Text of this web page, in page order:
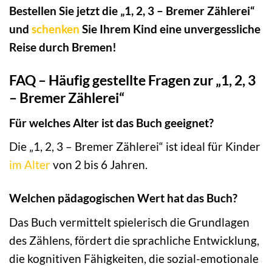
Bestellen Sie jetzt die „1, 2, 3 – Bremer Zählerei“
und schenken Sie Ihrem Kind eine unvergessliche
Reise durch Bremen!
FAQ – Häufig gestellte Fragen zur „1, 2, 3
– Bremer Zählerei“
Für welches Alter ist das Buch geeignet?
Die „1, 2, 3 – Bremer Zählerei“ ist ideal für Kinder
im Altervon 2 bis 6 Jahren.
Welchen pädagogischen Wert hat das Buch?
Das Buch vermittelt spielerisch die Grundlagen
des Zählens, fördert die sprachliche Entwicklung,
die kognitiven Fähigkeiten, die sozial-emotionale